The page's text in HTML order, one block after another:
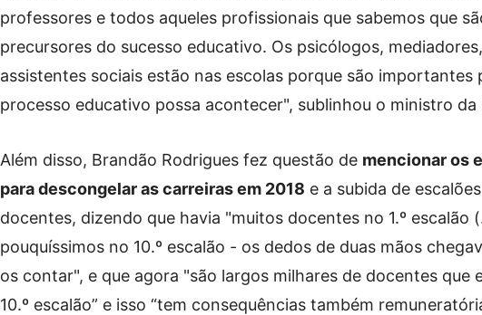
professores e todos aqueles profissionais que sabemos que
precursores do sucesso educativo. Os psicólogos,
assistentes sociais estão nas escolas porque são importantes
processo educativo possa acontecer", sublinhou o ministro da
Além disso, Brandão Rodrigues fez questão de mencionar os
para descongelar as carreiras em 2018 e a subida de
docentes, dizendo que havia "muitos docentes no 1.º escalão
pouquíssimos no 10.º escalão - os dedos de duas mãos
os contar", e que agora "são largos milhares de docentes que
10.º escalão” e isso “tem consequências também